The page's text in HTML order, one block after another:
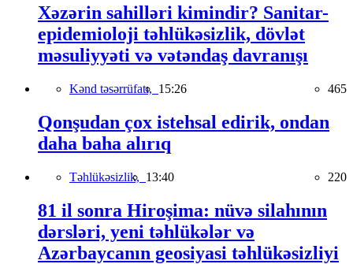
Xəzərin sahilləri kimindir? Sanitar-
epidemioloji təhlükəsizlik, dövlət
məsuliyyəti və vətəndaş davranışı
Kənd təsərrüfatı, 15:26 465
Qonşudan çox istehsal edirik, ondan
daha baha alırıq
Təhlükəsizlik, 13:40 220
81 il sonra Hiroşima: nüvə silahının
dərsləri, yeni təhlükələr və
Azərbaycanın geosiyasi təhlükəsizliyi